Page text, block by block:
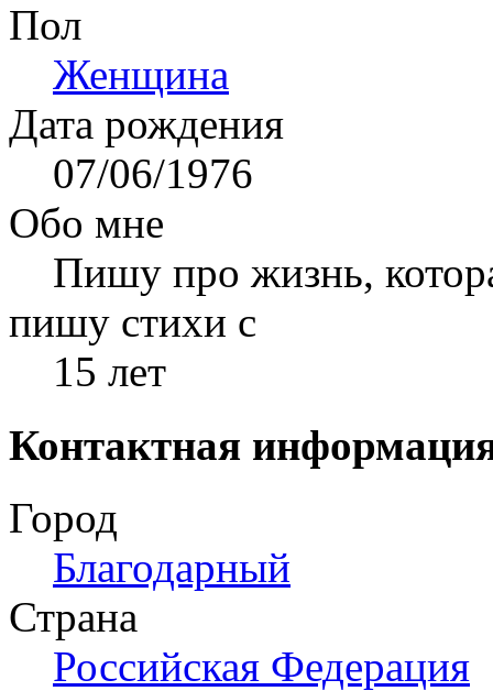
Пол
Женщина
Дата рождения
07/06/1976
Обо мне
Пишу про жизнь,
пишу стихи с
15 лет
Контактная
Город
Благодарный
Страна
Российская Федерация